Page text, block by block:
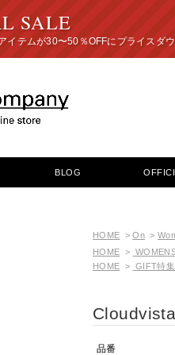
SALE
が30〜50％OFFにプ
BLOG
HOME >On >
HOME >
HOME > GIFT特集
品番